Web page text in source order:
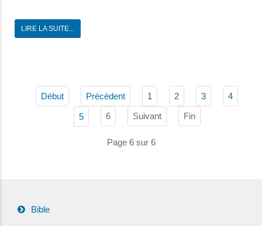
LIRE LA SUITE...
Début Précédent 1 2 3 4
5 6 Suivant Fin
Page 6 sur 6
Bible